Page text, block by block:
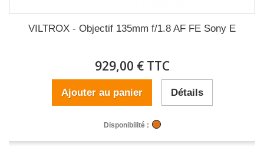
VILTROX - Objectif 135mm f/1.8 AF FE Sony E
929,00 € TTC
Ajouter au panier Détails
Disponibilité :